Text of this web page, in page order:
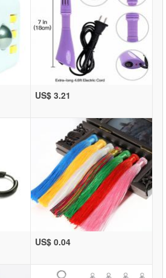
US$ 3.21
US$ 0.04